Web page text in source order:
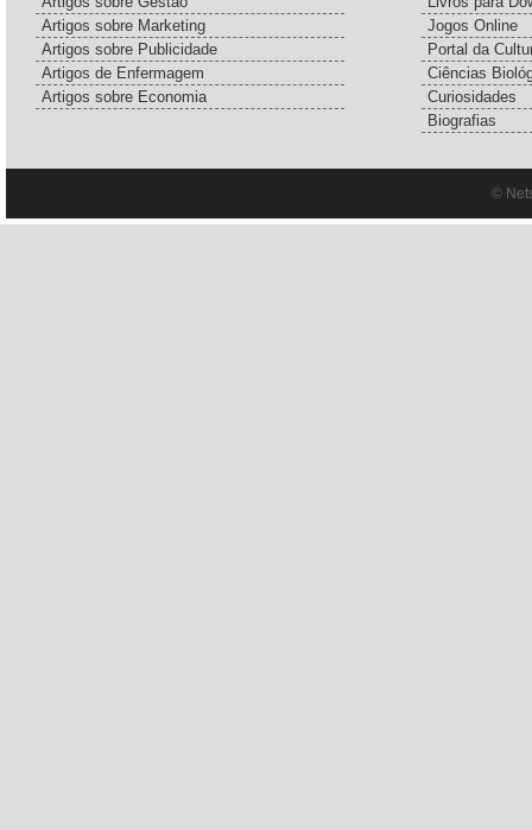
Artigos sobre Marketing
Artigos sobre Publicidade
Artigos de Enfermagem
Artigos sobre Economia
Jogos Online
Portal da
Ciências
Curiosidades
Biografias
©